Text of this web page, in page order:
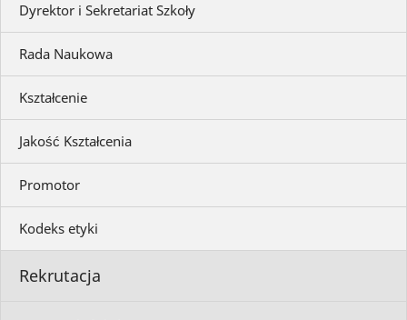
Dyrektor i Sekretariat Szkoły
Rada Naukowa
Kształcenie
Jakość Kształcenia
Promotor
Kodeks etyki
Rekrutacja